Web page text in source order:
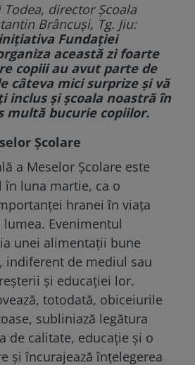
director Școala
Brâncuși, Tg. Jiu:
Fundației
această zi foarte
copiii au avut parte de
câteva mici surprize și vă
inclus și școala noastră în
multă bucurie copiilor.
Școlare
a Meselor Școlare este
în luna martie, ca o
hranei în viața
Evenimentul
unei alimentații bune
indiferent de mediul sau
și educației lor.
totodată, obiceiurile
subliniază legătura
de calitate, educație și o
și încurajează înțelegerea